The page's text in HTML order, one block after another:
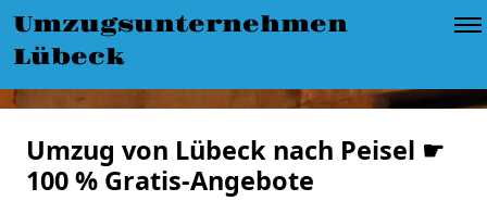
Umzugsunternehmen
Lübeck
Umzug von Lübeck nach Peisel ☛
100 % Gratis-Angebote